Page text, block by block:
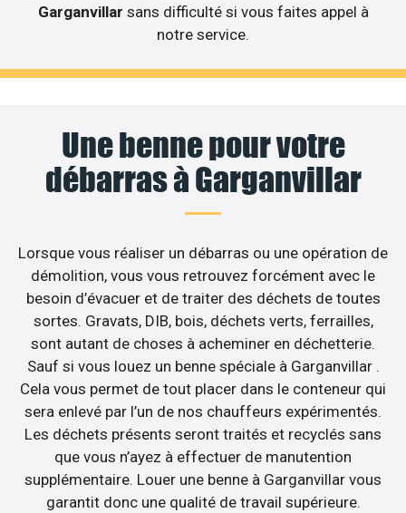
Garganvillar sans difficulté si vous faites appel à
notre service.
Une benne pour votre
débarras à Garganvillar
Lorsque vous réaliser un débarras ou une opération de
démolition, vous vous retrouvez forcément avec le
besoin d’évacuer et de traiter des déchets de toutes
sortes. Gravats, DIB, bois, déchets verts, ferrailles,
sont autant de choses à acheminer en déchetterie.
Sauf si vous louez un benne spéciale à Garganvillar .
Cela vous permet de tout placer dans le conteneur qui
sera enlevé par l’un de nos chauffeurs expérimentés.
Les déchets présents seront traités et recyclés sans
que vous n’ayez à effectuer de manutention
supplémentaire. Louer une benne à Garganvillar vous
garantit donc une qualité de travail supérieure.